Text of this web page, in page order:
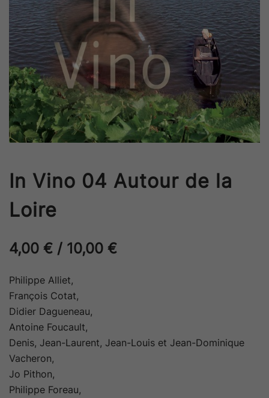
In Vino 04 Autour de la
Loire
4,00 € / 10,00 €
Philippe Alliet,
François Cotat,
Didier Dagueneau,
Antoine Foucault,
Denis, Jean-Laurent, Jean-Louis et Jean-Dominique
Vacheron,
Jo Pithon,
Philippe Foreau,